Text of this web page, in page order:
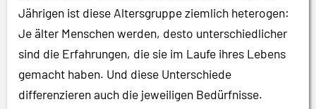
Jährigen ist diese Altersgruppe ziemlich heterogen:
Je älter Menschen werden, desto unterschiedlicher
sind die Erfahrungen, die sie im Laufe ihres Lebens
gemacht haben. Und diese Unterschiede
differenzieren auch die jeweiligen Bedürfnisse.